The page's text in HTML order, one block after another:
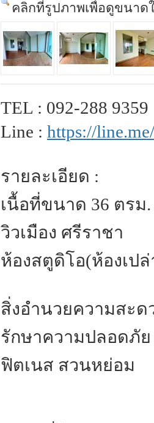
คลิกที่รูปภาพเพื่อดูขนาด
TEL : 092-288
Line : https://
รายละเอียด :
เนื้อที่ขนาด 36 ตรม
วิวเมือง ศรีราชา
ห้องสตูดิโอ(ห้องเป
สิ่งอำนวยความสะด
รักษาความปลอดภัย
ฟิตเนส สวนหย่อม